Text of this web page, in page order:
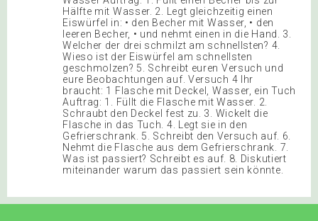
Hälfte mit Wasser. 2. Legt gleichzeitig einen
Eiswürfel in: • den Becher mit Wasser, • den
leeren Becher, • und nehmt einen in die Hand. 3.
Welcher der drei schmilzt am schnellsten? 4.
Wieso ist der Eiswürfel am schnellsten
geschmolzen? 5. Schreibt euren Versuch und
eure Beobachtungen auf. Versuch 4 Ihr
braucht: 1 Flasche mit Deckel, Wasser, ein Tuch
Auftrag: 1. Füllt die Flasche mit Wasser. 2.
Schraubt den Deckel fest zu. 3. Wickelt die
Flasche in das Tuch. 4. Legt sie in den
Gefrierschrank. 5. Schreibt den Versuch auf. 6.
Nehmt die Flasche aus dem Gefrierschrank. 7.
Was ist passiert? Schreibt es auf. 8. Diskutiert
miteinander warum das passiert sein könnte.